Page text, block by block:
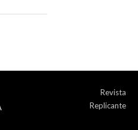
Revista
Replicante